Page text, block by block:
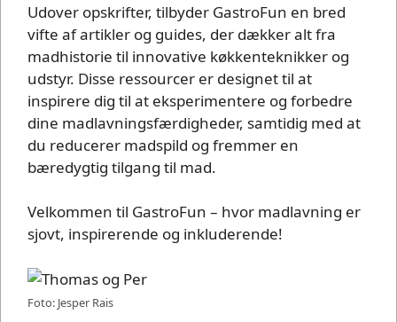
Udover opskrifter, tilbyder GastroFun en bred
vifte af artikler og guides, der dækker alt fra
madhistorie til innovative køkkenteknikker og
udstyr. Disse ressourcer er designet til at
inspirere dig til at eksperimentere og forbedre
dine madlavningsfærdigheder, samtidig med at
du reducerer madspild og fremmer en
bæredygtig tilgang til mad.
Velkommen til GastroFun – hvor madlavning er
sjovt, inspirerende og inkluderende!
Foto: Jesper Rais